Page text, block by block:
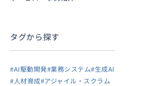
タグから探す
#AI駆動開発#業務システム#生成AI
#人材育成#アジャイル・スクラム